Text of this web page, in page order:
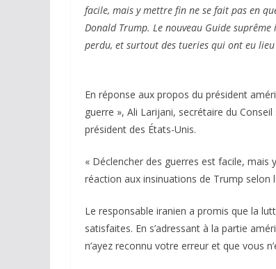
facile, mais y mettre fin ne se fait pas en
Donald Trump. Le nouveau Guide
perdu, et surtout des tueries qui ont eu lieu
En réponse aux propos du président
guerre », Ali Larijani, secrétaire du
président des États-Unis.
« Déclencher des guerres est facile,
réaction aux insinuations de Trump selon
Le responsable iranien a promis que la
satisfaites. En s’adressant à la partie
n’ayez reconnu votre erreur et que vous